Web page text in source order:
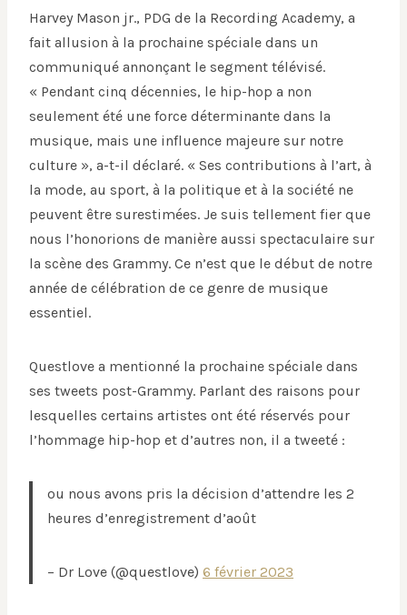
Harvey Mason jr., PDG de la Recording Academy, a
fait allusion à la prochaine spéciale dans un
communiqué annonçant le segment télévisé.
« Pendant cinq décennies, le hip-hop a non
seulement été une force déterminante dans la
musique, mais une influence majeure sur notre
culture », a-t-il déclaré. « Ses contributions à l’art, à
la mode, au sport, à la politique et à la société ne
peuvent être surestimées. Je suis tellement fier que
nous l’honorions de manière aussi spectaculaire sur
la scène des Grammy. Ce n’est que le début de notre
année de célébration de ce genre de musique
essentiel.
Questlove a mentionné la prochaine spéciale dans
ses tweets post-Grammy. Parlant des raisons pour
lesquelles certains artistes ont été réservés pour
l’hommage hip-hop et d’autres non, il a tweeté :
ou nous avons pris la décision d’attendre les 2
heures d’enregistrement d’août
– Dr Love (@questlove) 6 février 2023